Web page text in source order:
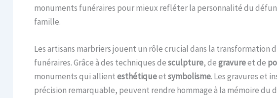
monuments funéraires pour mieux refléter la personnalité du
famille.
Les artisans marbriers jouent un rôle crucial dans la transformation
funéraires. Grâce à des techniques desculpture, degravureet de
monuments qui allientesthétiqueetsymbolisme. Les gravures et
précision remarquable, peuvent rendre hommage à la mémoire du